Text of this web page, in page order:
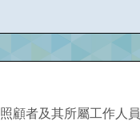
顧者及其所屬工作人員